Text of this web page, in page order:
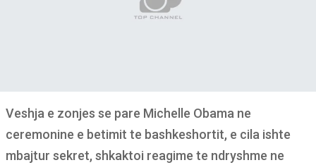
Veshja e zonjes se pare Michelle Obama ne
ceremonine e betimit te bashkeshortit, e cila ishte
mbajtur sekret, shkaktoi reagime te ndryshme ne